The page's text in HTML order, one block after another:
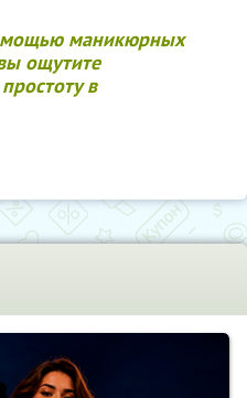
маникюрных
ощутите
в